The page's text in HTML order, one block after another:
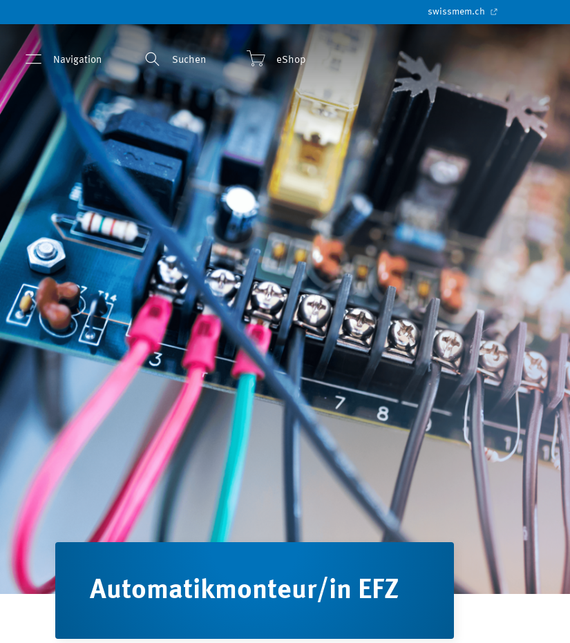
swissmem.ch
Navigation Suchen eShop
Automatik­monteur/in EFZ